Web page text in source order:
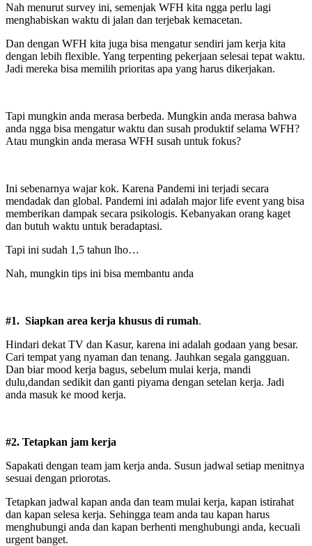
Nah menurut survey ini, semenjak WFH kita ngga perlu lagi
menghabiskan waktu di jalan dan terjebak kemacetan.
Dan dengan WFH kita juga bisa mengatur sendiri jam kerja kita
dengan lebih flexible. Yang terpenting pekerjaan selesai tepat waktu.
Jadi mereka bisa memilih prioritas apa yang harus dikerjakan.
Tapi mungkin anda merasa berbeda. Mungkin anda merasa bahwa
anda ngga bisa mengatur waktu dan susah produktif selama WFH?
Atau mungkin anda merasa WFH susah untuk fokus?
Ini sebenarnya wajar kok. Karena Pandemi ini terjadi secara
mendadak dan global. Pandemi ini adalah major life event yang bisa
memberikan dampak secara psikologis. Kebanyakan orang kaget
dan butuh waktu untuk beradaptasi.
Tapi ini sudah 1,5 tahun lho…
Nah, mungkin tips ini bisa membantu anda
#1. Siapkan area kerja khusus di rumah.
Hindari dekat TV dan Kasur, karena ini adalah godaan yang besar.
Cari tempat yang nyaman dan tenang. Jauhkan segala gangguan.
Dan biar mood kerja bagus, sebelum mulai kerja, mandi
dulu,dandan sedikit dan ganti piyama dengan setelan kerja. Jadi
anda masuk ke mood kerja.
#2. Tetapkan jam kerja
Sapakati dengan team jam kerja anda. Susun jadwal setiap menitnya
sesuai dengan priorotas.
Tetapkan jadwal kapan anda dan team mulai kerja, kapan istirahat
dan kapan selesa kerja. Sehingga team anda tau kapan harus
menghubungi anda dan kapan berhenti menghubungi anda, kecuali
urgent banget.